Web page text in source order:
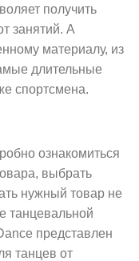
получить
занятий. А
материалу, из
длительные
спортсмена.
ознакомиться
выбрать
нужный товар не
танцевальной
представлен
танцев от